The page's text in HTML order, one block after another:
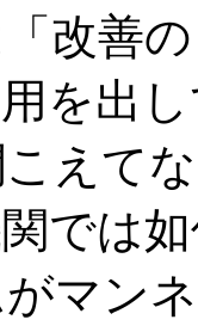
改善
を出
えて
では
マン